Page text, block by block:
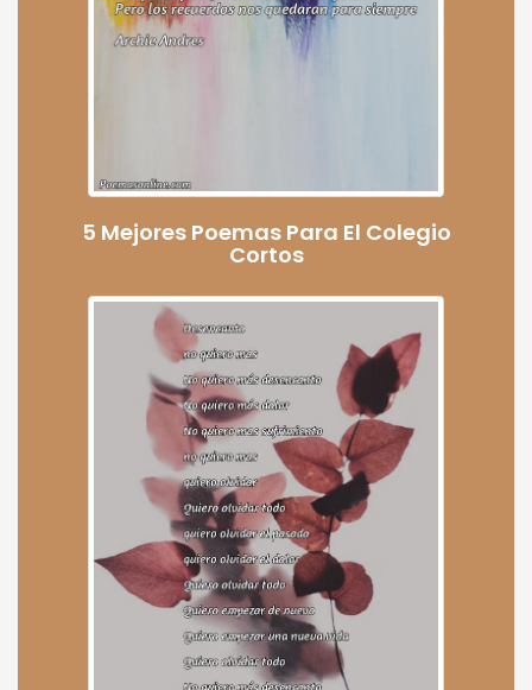
5 Mejores Poemas Para El Colegio
Cortos